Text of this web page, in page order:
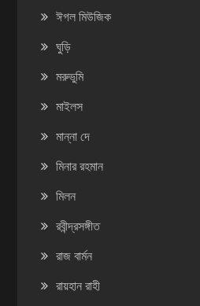
ঈগল মিউজিক
ঘুড়ি
মরুভুমি
মাইলস
মান্না দে
মিনার রহমান
মিলন
রবীন্দ্রসঙ্গীত
রাজ বার্মন
রায়হান রাহী